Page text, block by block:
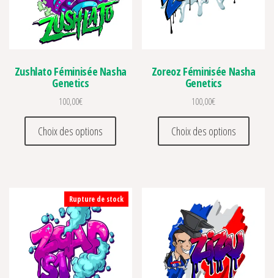
Zushlato Féminisée Nasha
Genetics
100,00€
Choix des options
Ce produit a plusieurs variations. Les
Zoreoz Féminisée Nasha
Genetics
100,00€
Choix des options
Ce
Rupture de stock